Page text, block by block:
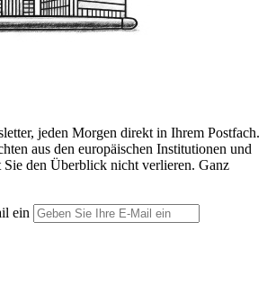
jeden Morgen direkt in Ihrem Postfach.
aus den europäischen Institutionen und
Sie den Überblick nicht verlieren. Ganz
ein